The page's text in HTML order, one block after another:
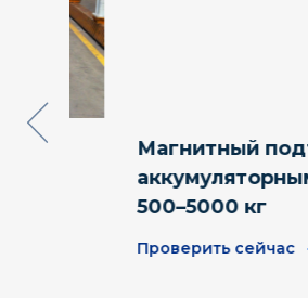
Магнитный
аккумуляторным
500–5000 кг
Проверить сейчас